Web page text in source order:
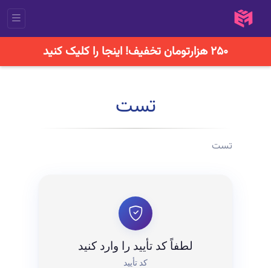
۲۵۰ هزارتومان تخفیف! اینجا را کلیک کنید
تست
تست
لطفاً کد تأیید را وارد کنید
کد تأیید